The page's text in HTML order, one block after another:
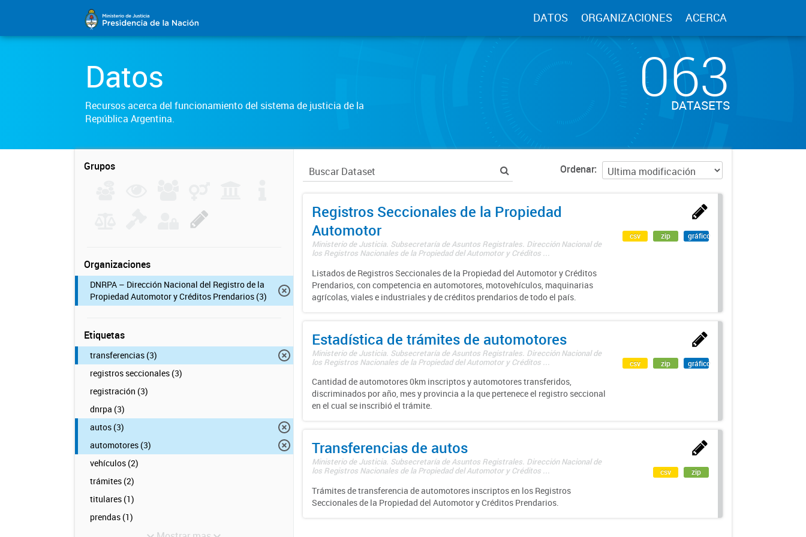
DATOS ORGANIZACIONES ACERCA
Datos
Recursos acerca del funcionamiento del sistema de justicia de la
República Argentina.
063
DATASETS
Grupos
Organizaciones
DNRPA – Dirección Nacional del Registro de la
Propiedad Automotor y Créditos Prendarios (3)
Etiquetas
transferencias (3)
registros seccionales (3)
registración (3)
dnrpa (3)
autos (3)
automotores (3)
vehículos (2)
trámites (2)
titulares (1)
prendas (1)
Ordenar
Registros Seccionales de la Propiedad
Automotor
Ministerio de Justicia. Subsecretaría de Asuntos Registrales. Dirección Nacional de
los Registros Nacionales de la Propiedad del Automotor y Créditos ...
Listados de Registros Seccionales de la Propiedad del Automotor y Créditos
Prendarios, con competencia en automotores, motovehículos, maquinarias
agrícolas, viales e industriales y de créditos prendarios de todo el país.
csv zip gráfico
Estadística de trámites de automotores
Ministerio de Justicia. Subsecretaría de Asuntos Registrales. Dirección Nacional de
los Registros Nacionales de la Propiedad del Automotor y Créditos ...
Cantidad de automotores 0km inscriptos y automotores transferidos,
discriminados por año, mes y provincia a la que pertenece el registro seccional
en el cual se inscribió el trámite.
csv zip gráfico
Transferencias de autos
Ministerio de Justicia. Subsecretaría de Asuntos Registrales. Dirección Nacional de
los Registros Nacionales de la Propiedad del Automotor y Créditos ...
Trámites de transferencia de automotores inscriptos en los Registros
Seccionales de la Propiedad del Automotor y Créditos Prendarios.
csv zip